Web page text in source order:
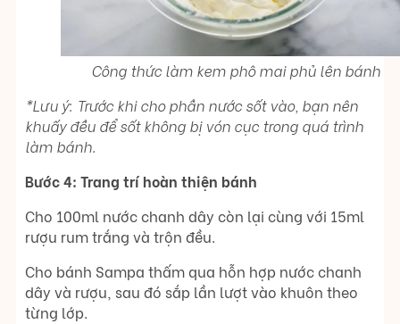
Công thức làm kem phô mai phủ lên bánh
*Lưu ý: Trước khi cho phần nước sốt vào, bạn nên
khuấy đều để sốt không bị vón cục trong quá trình
làm bánh.
Bước 4: Trang trí hoàn thiện bánh
Cho 100ml nước chanh dây còn lại cùng với 15ml
rượu rum trắng và trộn đều.
Cho bánh Sampa thấm qua hỗn hợp nước chanh
dây và rượu, sau đó sắp lần lượt vào khuôn theo
từng lớp.